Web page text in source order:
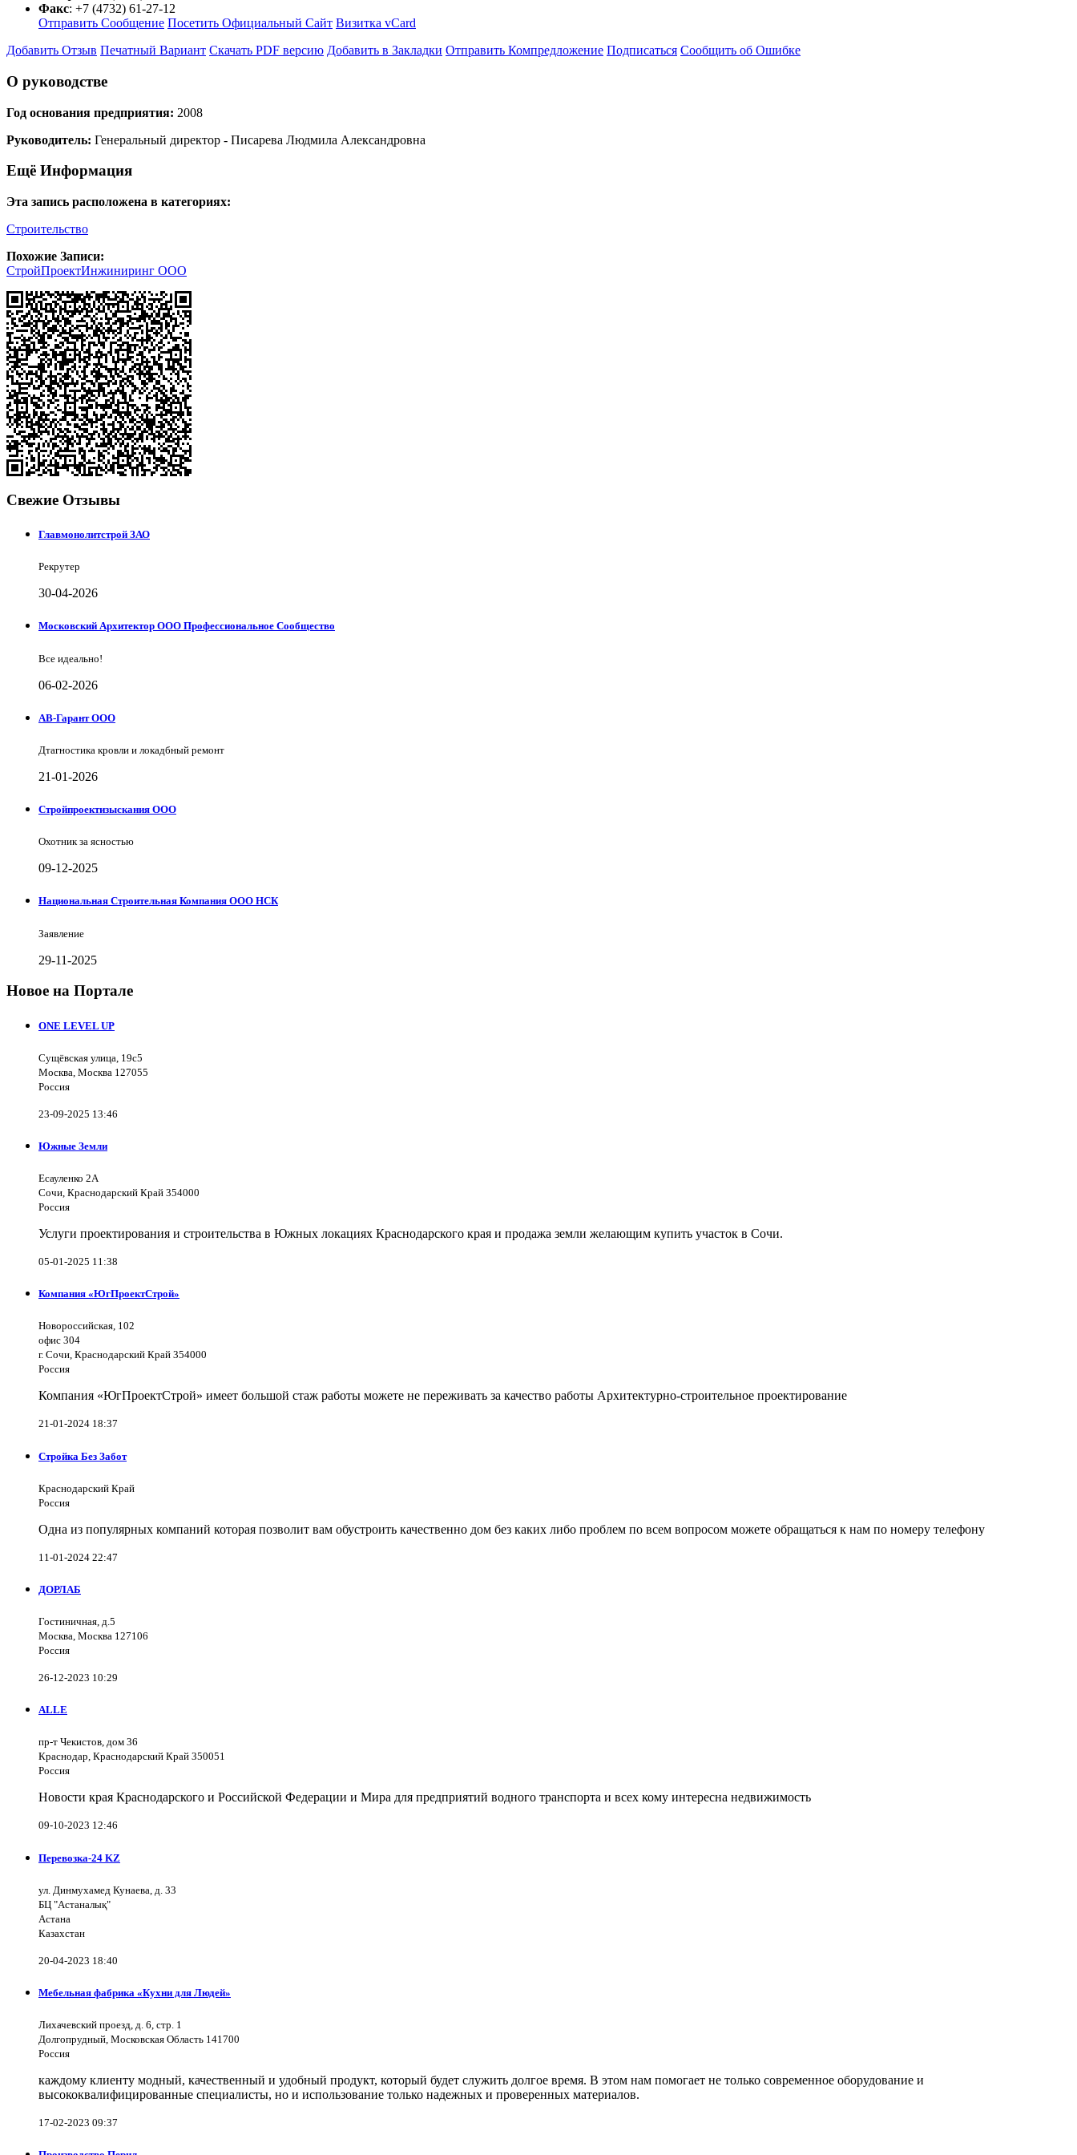
Факс: +7 (4732) 61-27-12
Отправить Сообщение Посетить Официальный Сайт Визитка vCard
Добавить Отзыв Печатный Вариант Скачать PDF версию Добавить в Закладки Отправить Компредложение Подписаться Сообщить об Ошибке
О руководстве
Год основания предприятия: 2008
Руководитель: Генеральный директор - Писарева Людмила Александровна
Ещё Информация
Эта запись расположена в категориях:
Строительство
Похожие Записи:
СтройПроектИнжиниринг ООО
Свежие Отзывы
Главмонолитстрой ЗАО
Рекрутер
30-04-2026
Московский Архитектор ООО Профессиональное Сообщество
Все идеально!
06-02-2026
АВ-Гарант ООО
Дтагностика кровли и локадбный ремонт
21-01-2026
Стройпроектизыскания ООО
Охотник за ясностью
09-12-2025
Национальная Строительная Компания ООО НСК
Заявление
29-11-2025
Новое на Портале
ONE LEVEL UP
Сущёвская улица, 19с5
Москва, Москва 127055
Россия
23-09-2025 13:46
Южные Земли
Есауленко 2А
Сочи, Краснодарский Край 354000
Россия
Услуги проектирования и строительства в Южных локациях Краснодарского края и продажа земли желающим купить участок в Сочи.
05-01-2025 11:38
Компания «ЮгПроектСтрой»
Новороссийская, 102
офис 304
г. Сочи, Краснодарский Край 354000
Россия
Компания «ЮгПроектСтрой» имеет большой стаж работы можете не переживать за качество работы Архитектурно-строительное проектирование
21-01-2024 18:37
Стройка Без Забот
Краснодарский Край
Россия
Одна из популярных компаний которая позволит вам обустроить качественно дом без каких либо проблем по всем вопросом можете обращаться к нам по номеру телефону
11-01-2024 22:47
ДОРЛАБ
Гостиничная, д.5
Москва, Москва 127106
Россия
26-12-2023 10:29
ALLE
пр-т Чекистов, дом 36
Краснодар, Краснодарский Край 350051
Россия
Новости края Краснодарского и Российской Федерации и Мира для предприятий водного транспорта и всех кому интересна недвижимость
09-10-2023 12:46
Перевозка-24 KZ
ул. Динмухамед Кунаева, д. 33
БЦ "Астаналық"
Астана
Казахстан
20-04-2023 18:40
Мебельная фабрика «Кухни для Людей»
Лихачевский проезд, д. 6, стр. 1
Долгопрудный, Московская Область 141700
Россия
каждому клиенту модный, качественный и удобный продукт, который будет служить долгое время. В этом нам помогает не только современное оборудование и
высококвалифицированные специалисты, но и использование только надежных и проверенных материалов.
17-02-2023 09:37